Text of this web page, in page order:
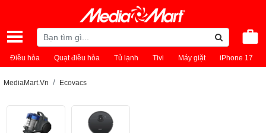
Điều hòa Quạt điều hòa Tủ lạnh Tivi Máy giặt iPhone 17
MediaMart.Vn Ecovacs